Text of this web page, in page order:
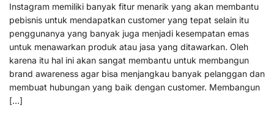
Instagram memiliki banyak fitur menarik yang akan membantu
pebisnis untuk mendapatkan customer yang tepat selain itu
penggunanya yang banyak juga menjadi kesempatan emas
untuk menawarkan produk atau jasa yang ditawarkan. Oleh
karena itu hal ini akan sangat membantu untuk membangun
brand awareness agar bisa menjangkau banyak pelanggan dan
membuat hubungan yang baik dengan customer. Membangun
[…]